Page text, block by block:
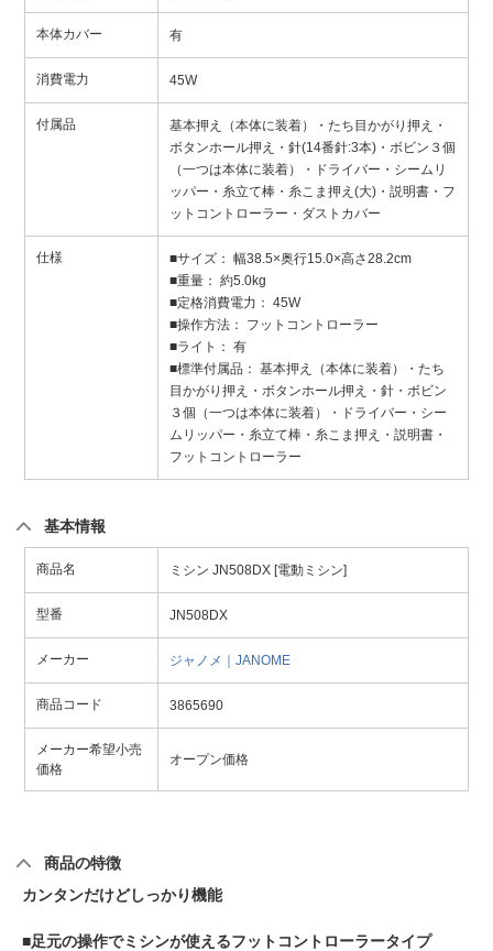
本体カバー 有
消費電力 45W
付属品
基本押え（本体に装着）・たち目かがり押え・
ボタンホール押え・針(14番針:3本)・ボビン３個
（一つは本体に装着）・ドライバー・シームリ
ッパー・糸立て棒・糸こま押え(大)・説明書・フ
ットコントローラー・ダストカバー
仕様
■サイズ： 幅38.5×奥行15.0×高さ28.2cm
■重量： 約5.0kg
■定格消費電力： 45W
■操作方法： フットコントローラー
■ライト： 有
■標準付属品： 基本押え（本体に装着）・たち
目かがり押え・ボタンホール押え・針・ボビン
３個（一つは本体に装着）・ドライバー・シー
ムリッパー・糸立て棒・糸こま押え・説明書・
フットコントローラー
基本情報
商品名 ミシン JN508DX [電動ミシン]
型番 JN508DX
メーカー ジャノメ｜JANOME
商品コード 3865690
メーカー希望小売
価格
オープン価格
商品の特徴
カンタンだけどしっかり機能
■足元の操作でミシンが使えるフットコントローラータイプ